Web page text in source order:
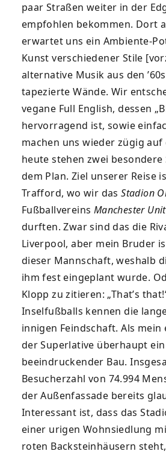
paar Straßen weiter in der
empfohlen bekommen. Dort
erwartet uns ein Ambiente-
Kunst verschiedener Stile
alternative Musik aus den
tapezierte Wände. Wir
vegane Full English, dessen
hervorragend ist, sowie
machen uns wieder zügig auf
heute stehen zwei
dem Plan. Ziel unserer Reise
Trafford, wo wir dasStadion
Fußballvereins Manchester
durften. Zwar sind das die
Liverpool, aber mein Bruder
dieser Mannschaft, weshalb
ihm fest eingeplant wurde.
Klopp zu zitieren: „That’s
Inselfußballs kennen die
innigen Feindschaft. Als mein
der Superlative überhaupt ein
beeindruckender Bau.
Besucherzahl von 74.994
der Außenfassade bereits
Interessant ist, dass das
einer urigen Wohnsiedlung
roten Backsteinhäusern